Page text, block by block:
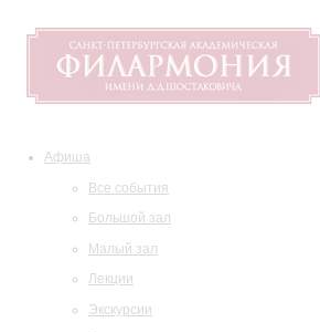
Афиша
Все события
Большой зал
Малый зал
Лекции
Экскурсии